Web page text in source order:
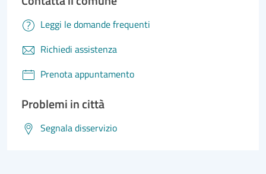
Leggi le domande frequenti
Richiedi assistenza
Prenota appuntamento
Problemi in città
Segnala disservizio